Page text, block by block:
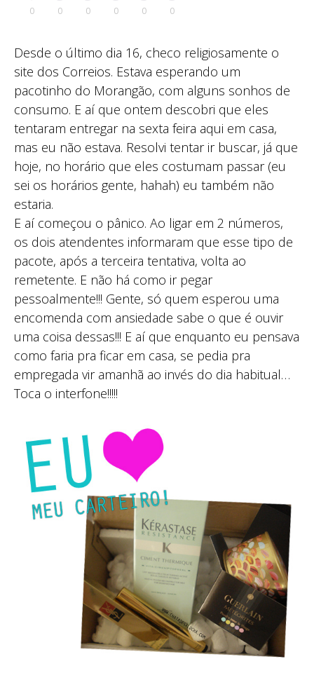
0 0 0 0 0 0
Desde o último dia 16, checo religiosamente o
site dos Correios. Estava esperando um
pacotinho do Morangão, com alguns sonhos de
consumo. E aí que ontem descobri que eles
tentaram entregar na sexta feira aqui em casa,
mas eu não estava. Resolvi tentar ir buscar, já que
hoje, no horário que eles costumam passar (eu
sei os horários gente, hahah) eu também não
estaria.
E aí começou o pânico. Ao ligar em 2 números,
os dois atendentes informaram que esse tipo de
pacote, após a terceira tentativa, volta ao
remetente. E não há como ir pegar
pessoalmente!!! Gente, só quem esperou uma
encomenda com ansiedade sabe o que é ouvir
uma coisa dessas!!! E aí que enquanto eu pensava
como faria pra ficar em casa, se pedia pra
empregada vir amanhã ao invés do dia habitual…
Toca o interfone!!!!!